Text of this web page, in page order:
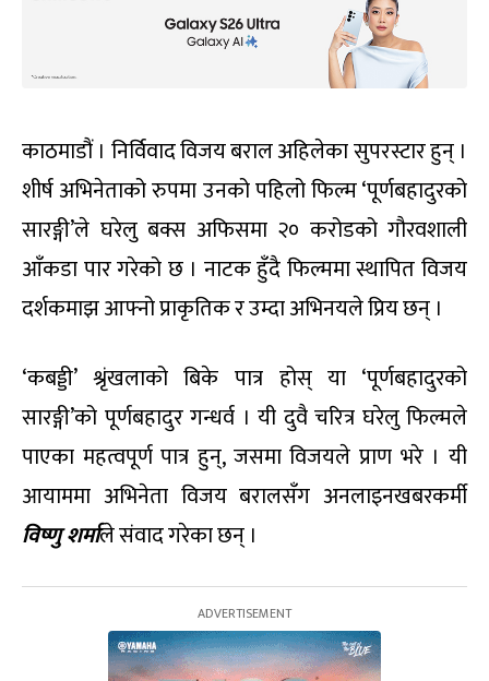
काठमाडौं । निर्विवाद विजय बराल अहिलेका सुपरस्टार हुन् ।
शीर्ष अभिनेताको रुपमा उनको पहिलो फिल्म ‘पूर्णबहादुरको
सारङ्गी’ले घरेलु बक्स अफिसमा २० करोडको गौरवशाली
आँकडा पार गरेको छ । नाटक हुँदै फिल्ममा स्थापित विजय
दर्शकमाझ आफ्नो प्राकृतिक र उम्दा अभिनयले प्रिय छन् ।
‘कबड्डी’ श्रृंखलाको बिके पात्र होस् या ‘पूर्णबहादुरको
सारङ्गी’को पूर्णबहादुर गन्धर्व । यी दुवै चरित्र घरेलु फिल्मले
पाएका महत्वपूर्ण पात्र हुन्, जसमा विजयले प्राण भरे । यी
आयाममा अभिनेता विजय बरालसँग अनलाइनखबरकर्मी
विष्णु शर्माले संवाद गरेका छन् ।